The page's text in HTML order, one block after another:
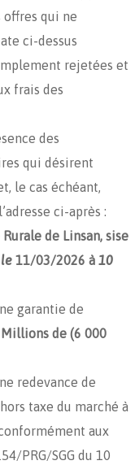
qui ne
ci-dessus
rejetées et
frais des
des
qui désirent
le cas échéant,
ci-après :
de Linsan, sise
le 11/03/2026 à 10
garantie de
de (6 000
redevance de
taxe du marché à
aux
PRG/SGG du 10